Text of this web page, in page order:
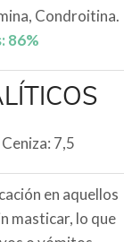
Condroitina.
86%
7,5
en aquellos
masticar, lo que